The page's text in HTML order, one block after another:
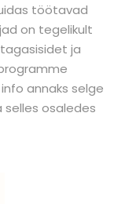
töötavad
on tegelikult
ja
annaks selge
osaledes